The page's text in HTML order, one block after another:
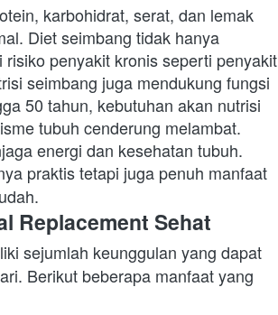
karbohidrat, serat, dan lemak
Diet seimbang tidak hanya
penyakit kronis seperti penyakit
seimbang juga mendukung fungsi
50 tahun, kebutuhan akan nutrisi
tubuh cenderung melambat.
energi dan kesehatan tubuh.
praktis tetapi juga penuh manfaat
Replacement Sehat
sejumlah keunggulan yang dapat
Berikut beberapa manfaat yang